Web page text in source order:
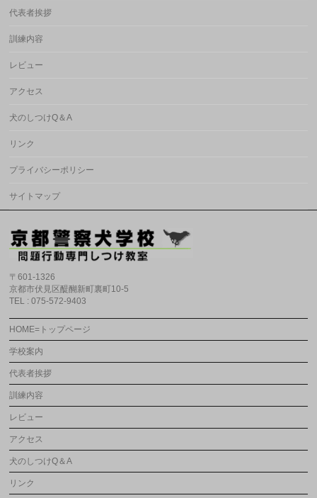
代表者挨拶
訓練内容
レビュー
アクセス
犬のしつけQ＆A
リンク
プライバシーポリシー
サイトマップ
〒601-1326
京都市伏見区醍醐新町裏町10-5
TEL : 075-572-9403
HOME=トップページ
学校案内
代表者挨拶
訓練内容
レビュー
アクセス
犬のしつけQ＆A
リンク